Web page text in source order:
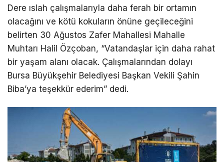
Dere ıslah çalışmalarıyla daha ferah bir ortamın
olacağını ve kötü kokuların önüne geçileceğini
belirten 30 Ağustos Zafer Mahallesi Mahalle
Muhtarı Halil Özçoban, “Vatandaşlar için daha rahat
bir yaşam alanı olacak. Çalışmalarından dolayı
Bursa Büyükşehir Belediyesi Başkan Vekili Şahin
Biba’ya teşekkür ederim” dedi.